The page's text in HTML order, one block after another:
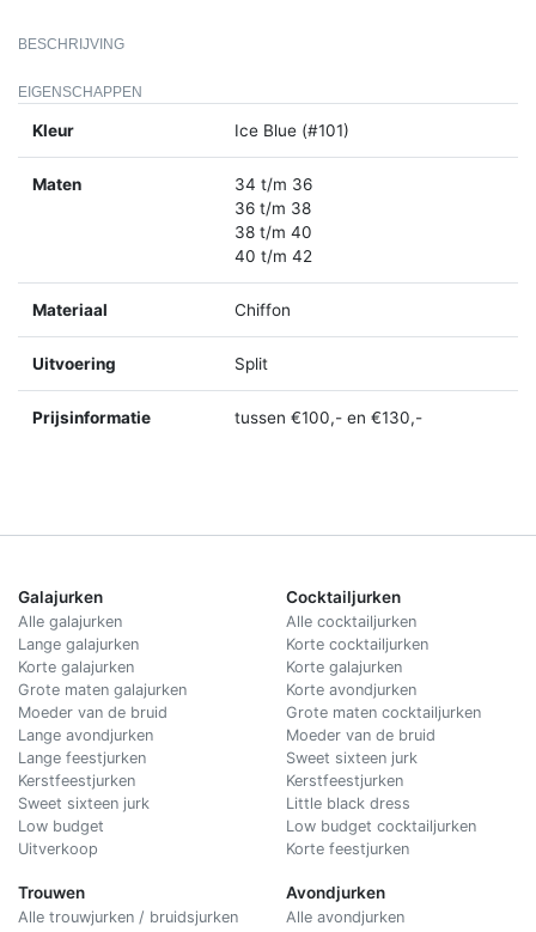
BESCHRIJVING
EIGENSCHAPPEN
Kleur Ice Blue (#101)
Maten
34 t/m 36
36 t/m 38
38 t/m 40
40 t/m 42
Materiaal Chiffon
Uitvoering Split
Prijsinformatie tussen €100,- en €130,-
Galajurken
Alle galajurken
Lange galajurken
Korte galajurken
Grote maten galajurken
Moeder van de bruid
Lange avondjurken
Lange feestjurken
Kerstfeestjurken
Sweet sixteen jurk
Low budget
Uitverkoop
Trouwen
Alle trouwjurken / bruidsjurken
Cocktailjurken
Alle cocktailjurken
Korte cocktailjurken
Korte galajurken
Korte avondjurken
Grote maten cocktailjurken
Moeder van de bruid
Sweet sixteen jurk
Kerstfeestjurken
Little black dress
Low budget cocktailjurken
Korte feestjurken
Avondjurken
Alle avondjurken